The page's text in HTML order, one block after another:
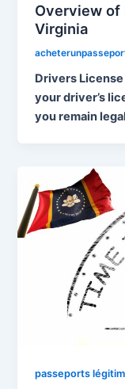
Overview of
Virginia
Drivers
your driver’s
you remain
passeports